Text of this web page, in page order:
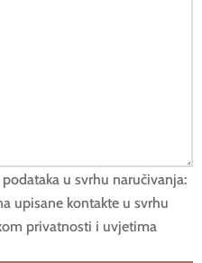
u svrhu naručivanja:
upisane kontakte u svrhu
privatnosti i uvjetima